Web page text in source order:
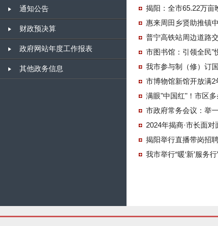
通知公告
财政预决算
政府网站年度工作报表
其他政务信息
揭阳：全市65.22万亩
惠来周田乡贤助推镇
普宁高铁站周边道路
市图书馆：引领全民"
我市参与制（修）订
市博物馆新馆开放满
满眼"中国红"！市区
市政府常务会议：举
2024年揭商·市长面
揭阳举行直播带岗招
我市举行“暖‘新’服务